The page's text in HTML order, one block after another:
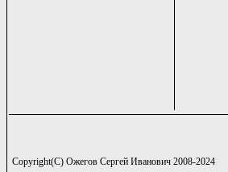
Copyright(C) Ожегов Сергей Иванович 2008-2024